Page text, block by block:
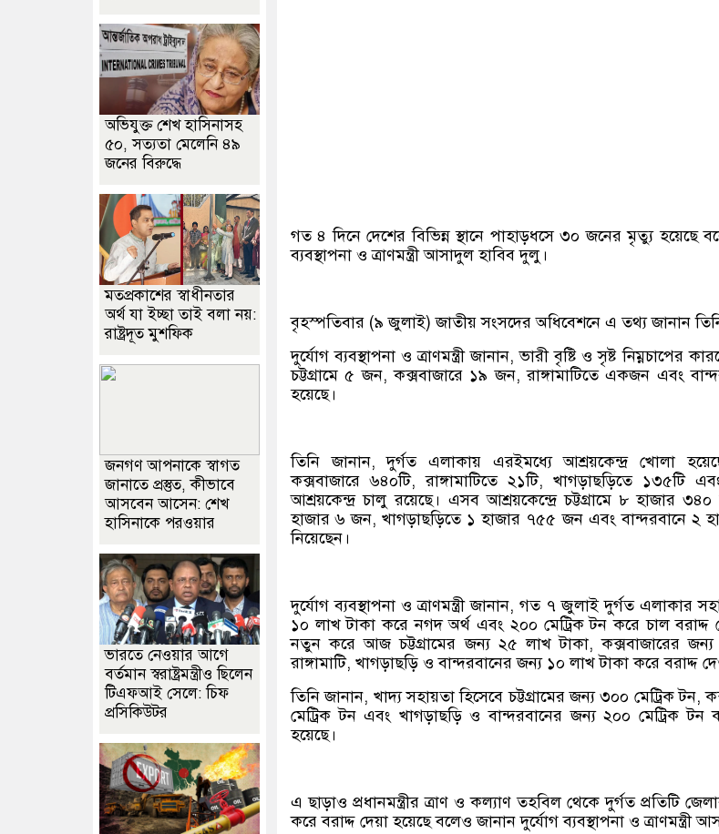
গত ৪ দিনে দেশের বিভিন্ন স্থানে পাহাড়ধসে ৩০ জনের মৃত্যু হয়েছে
ব্যবস্থাপনা ও ত্রাণমন্ত্রী আসাদুল হাবিব দুলু।
বৃহস্পতিবার (৯ জুলাই) জাতীয় সংসদের অধিবেশনে এ তথ্য জানান
দুর্যোগ ব্যবস্থাপনা ও ত্রাণমন্ত্রী জানান, ভারী বৃষ্টি ও সৃষ্ট নিম্নচাপের
চট্টগ্রামে ৫ জন, কক্সবাজারে ১৯ জন, রাঙ্গামাটিতে একজন এবং
হয়েছে।
তিনি জানান, দুর্গত এলাকায় এরইমধ্যে আশ্রয়কেন্দ্র খোলা
কক্সবাজারে ৬৪০টি, রাঙ্গামাটিতে ২১টি, খাগড়াছড়িতে ১৩৫টি
আশ্রয়কেন্দ্র চালু রয়েছে। এসব আশ্রয়কেন্দ্রে চট্টগ্রামে ৮ হাজার
হাজার ৬ জন, খাগড়াছড়িতে ১ হাজার ৭৫৫ জন এবং বান্দরবানে ২
নিয়েছেন।
দুর্যোগ ব্যবস্থাপনা ও ত্রাণমন্ত্রী জানান, গত ৭ জুলাই দুর্গত এলাকার
১০ লাখ টাকা করে নগদ অর্থ এবং ২০০ মেট্রিক টন করে চাল বরাদ্দ
নতুন করে আজ চট্টগ্রামের জন্য ২৫ লাখ টাকা, কক্সবাজারের
রাঙ্গামাটি, খাগড়াছড়ি ও বান্দরবানের জন্য ১০ লাখ টাকা করে বরাদ্দ
তিনি জানান, খাদ্য সহায়তা হিসেবে চট্টগ্রামের জন্য ৩০০ মেট্রিক টন,
মেট্রিক টন এবং খাগড়াছড়ি ও বান্দরবানের জন্য ২০০ মেট্রিক টন
হয়েছে।
এ ছাড়াও প্রধানমন্ত্রীর ত্রাণ ও কল্যাণ তহবিল থেকে দুর্গত প্রতিটি
করে বরাদ্দ দেয়া হয়েছে বলেও জানান দুর্যোগ ব্যবস্থাপনা ও ত্রাণমন্ত্রী
অভিযুক্ত শেখ হাসিনাসহ
৫০, সত্যতা মেলেনি ৪৯
জনের বিরুদ্ধে
মতপ্রকাশের স্বাধীনতার
অর্থ যা ইচ্ছা তাই বলা নয়:
রাষ্ট্রদূত মুশফিক
জনগণ আপনাকে স্বাগত
জানাতে প্রস্তুত, কীভাবে
আসবেন আসেন: শেখ
হাসিনাকে পরওয়ার
ভারতে নেওয়ার আগে
বর্তমান স্বরাষ্ট্রমন্ত্রীও ছিলেন
টিএফআই সেলে: চিফ
প্রসিকিউটর